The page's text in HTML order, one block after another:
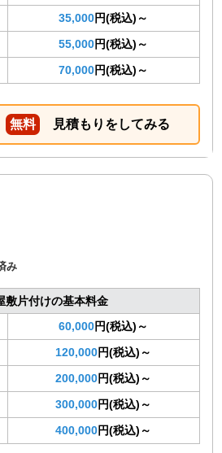
35,000円(税込)～
55,000円(税込)～
70,000円(税込)～
無料 見積もりをしてみる
み
敷片付けの基本料金
60,000円(税込)～
120,000円(税込)～
200,000円(税込)～
300,000円(税込)～
400,000円(税込)～